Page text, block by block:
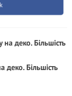
деко. Більшість